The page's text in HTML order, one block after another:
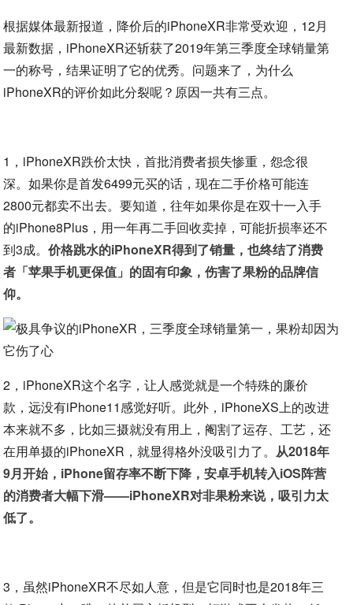
根据媒体最新报道，降价后的iPhoneXR非常受欢迎，12月
最新数据，iPhoneXR还斩获了2019年第三季度全球销量第
一的称号，结果证明了它的优秀。问题来了，为什么
iPhoneXR的评价如此分裂呢？原因一共有三点。
1，iPhoneXR跌价太快，首批消费者损失惨重，怨念很
深。如果你是首发6499元买的话，现在二手价格可能连
2800元都卖不出去。要知道，往年如果你是在双十一入手
的iPhone8Plus，用一年再二手回收卖掉，可能折损率还不
到3成。价格跳水的iPhoneXR得到了销量，也终结了消费
者「苹果手机更保值」的固有印象，伤害了果粉的品牌信
仰。
2，iPhoneXR这个名字，让人感觉就是一个特殊的廉价
款，远没有iPhone11感觉好听。此外，iPhoneXS上的改进
本来就不多，比如三摄就没有用上，阉割了运存、工艺，还
在用单摄的iPhoneXR，就显得格外没吸引力了。 从2018年
9月开始，iPhone留存率不断下降，安卓手机转入iOS阵营
的消费者大幅下滑——iPhoneXR对非果粉来说，吸引力太
低了。
3，虽然iPhoneXR不尽如人意，但是它同时也是2018年三